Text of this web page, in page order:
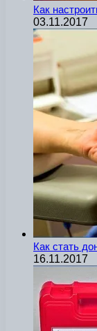
Как
03.11.2017
Как стать
16.11.2017